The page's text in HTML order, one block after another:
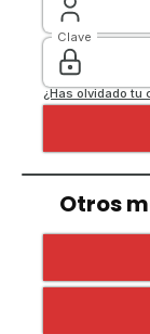
Clave
¿Has
Otros